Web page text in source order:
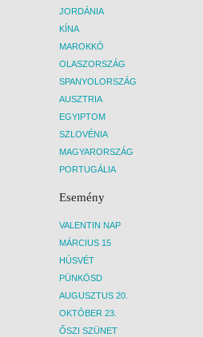
JORDÁNIA
KÍNA
MAROKKÓ
OLASZORSZÁG
SPANYOLORSZÁG
AUSZTRIA
EGYIPTOM
SZLOVÉNIA
MAGYARORSZÁG
PORTUGÁLIA
Esemény
VALENTIN NAP
MÁRCIUS 15
HÚSVÉT
PÜNKÖSD
AUGUSZTUS 20.
OKTÓBER 23.
ŐSZI SZÜNET